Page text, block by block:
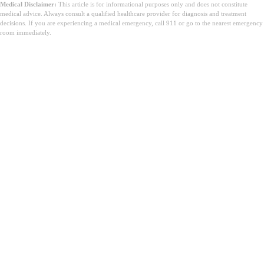
Medical Disclaimer: This article is for informational purposes only and does not constitute
medical advice. Always consult a qualified healthcare provider for diagnosis and treatment
decisions. If you are experiencing a medical emergency, call 911 or go to the nearest emergency
room immediately.